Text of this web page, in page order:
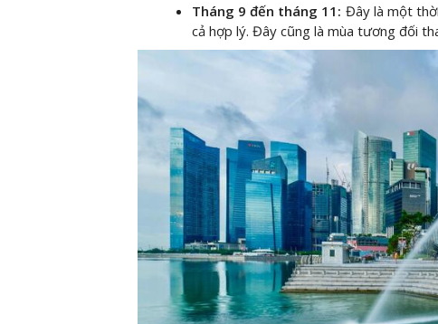
Tháng 9 đến tháng 11: Đây là một
cả hợp lý. Đây cũng là mùa tương đối